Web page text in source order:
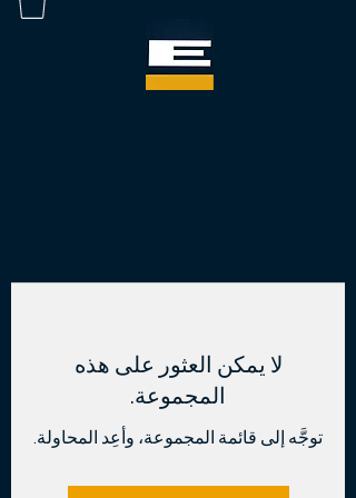
لا يمكن العثور على هذه
المجموعة.
توجَّه إلى قائمة المجموعة، وأعِد المحاولة.